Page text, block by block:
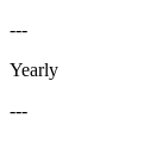
---
Yearly
---